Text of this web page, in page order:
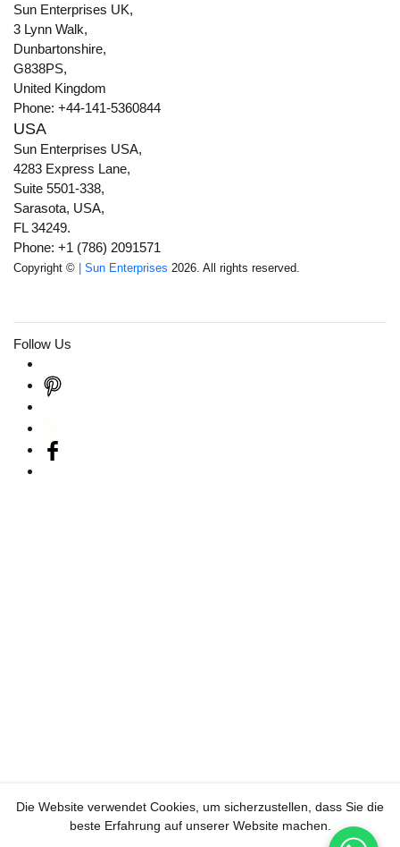
Sun Enterprises UK,
3 Lynn Walk,
Dunbartonshire,
G838PS,
United Kingdom
Phone: +44-141-5360844
USA
Sun Enterprises USA,
4283 Express Lane,
Suite 5501-338,
Sarasota, USA,
FL 34249.
Phone: +1 (786) 2091571
Copyright © | Sun Enterprises 2026. All rights reserved.
Follow Us
Die Website verwendet Cookies, um sicherzustellen, dass Sie die
beste Erfahrung auf unserer Website machen.